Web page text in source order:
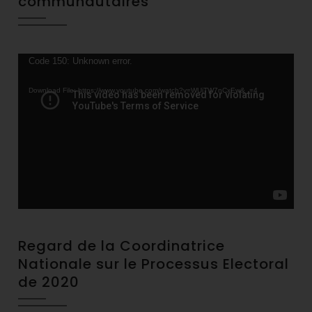
Video
Code 150: Unknown error.
Download File: https://www.youtube.com/watch?v=WUjTW7nCxEw&_=4
Regard de la Coordinatrice
Nationale sur le Processus Electoral
de 2020